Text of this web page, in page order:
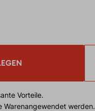
Vorteile.
werden.